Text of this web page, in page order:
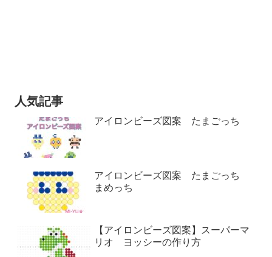
人気記事
アイロンビーズ図案 たまごっち
アイロンビーズ図案 たまごっち
まめっち
【アイロンビーズ図案】スーパーマ
リオ ヨッシーの作り方